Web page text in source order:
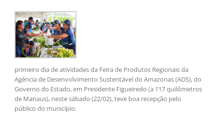
primeiro dia de atividades da Feira de Produtos Regionais da
Agência de Desenvolvimento Sustentável do Amazonas (ADS), do
Governo do Estado, em Presidente Figueiredo (a 117 quilômetros
de Manaus), neste sábado (22/02), teve boa recepção pelo
público do município.